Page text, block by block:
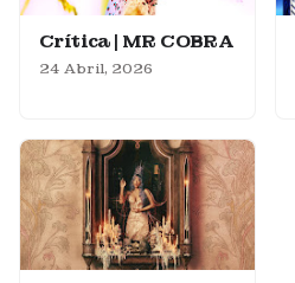
Crítica | MR COBRA
24 Abril, 2026